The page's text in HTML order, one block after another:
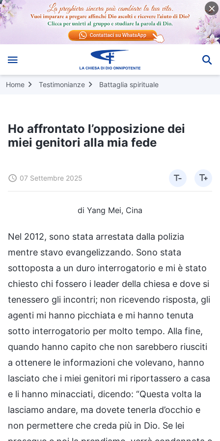
Home Testimonianze Battaglia spirituale
Ho affrontato l’opposizione dei
miei genitori alla mia fede
07 Settembre 2025
di Yang Mei, Cina
Nel 2012, sono stata arrestata dalla polizia
mentre stavo evangelizzando. Sono stata
sottoposta a un duro interrogatorio e mi è stato
chiesto chi fossero i leader della chiesa e dove si
tenessero gli incontri; non ricevendo risposta, gli
agenti mi hanno picchiata e mi hanno tenuta
sotto interrogatorio per molto tempo. Alla fine,
quando hanno capito che non sarebbero riusciti
a ottenere le informazioni che volevano, hanno
lasciato che i miei genitori mi riportassero a casa
e li hanno minacciati, dicendo: “Questa volta la
lasciamo andare, ma dovete tenerla d’occhio e
non permettere che creda più in Dio. Se lei